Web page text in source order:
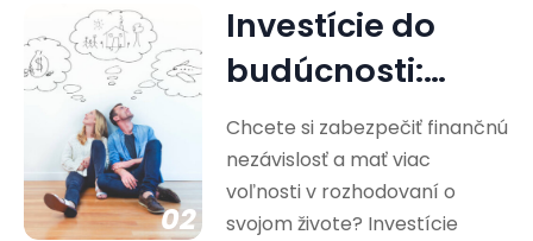
02
Investície do
budúcnosti:
Cesta k
finančnej
nezávislosti
Chcete si zabezpečiť finančnú
nezávislosť a mať viac
voľnosti v rozhodovaní o
svojom živote? Investície